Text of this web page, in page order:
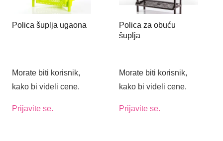
Polica šuplja ugaona
Morate biti korisnik,
kako bi videli cene.
Prijavite se.
Polica za obuću
šuplja
Morate biti korisnik,
kako bi videli cene.
Prijavite se.